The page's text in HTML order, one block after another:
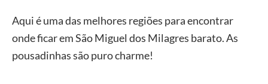
Aqui é uma das melhores regiões para encontrar
onde ficar em São Miguel dos Milagres barato. As
pousadinhas são puro charme!